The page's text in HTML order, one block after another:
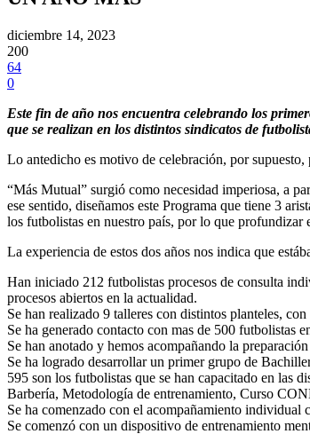
diciembre 14, 2023
200
64
0
Este fin de año nos encuentra celebrando los
que se realizan en los distintos sindicatos de
Lo antedicho es motivo de celebración, por
“Más Mutual” surgió como necesidad imperiosa, a
ese sentido, diseñamos este Programa que tiene 3
los futbolistas en nuestro país, por lo que profundizar
La experiencia de estos dos años nos indica que
Han iniciado 212 futbolistas procesos de consulta
procesos abiertos en la actualidad.
Se han realizado 9 talleres con distintos planteles,
Se ha generado contacto con mas de 500 futbolistas
Se han anotado y hemos acompañando la
Se ha logrado desarrollar un primer grupo de
595 son los futbolistas que se han capacitado en
Barbería, Metodología de entrenamiento, Curso
Se ha comenzado con el acompañamiento
Se comenzó con un dispositivo de entrenamiento